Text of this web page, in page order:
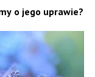
o jego uprawie?